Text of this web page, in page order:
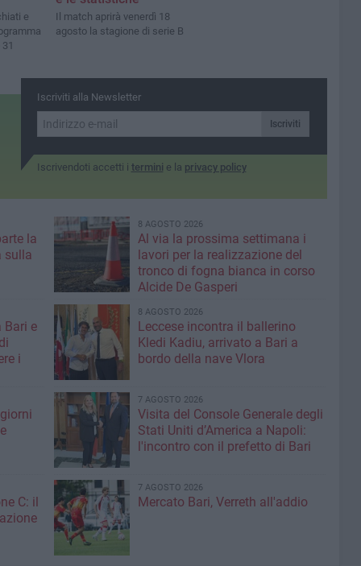
e
Il match aprirà venerdì 18
agosto la stagione di serie B
Iscriviti alla Newsletter
Iscriviti
Iscrivendoti accetti i termini e la privacy policy
la
sulla
8 AGOSTO 2026
Al via la prossima settimana i
lavori per la realizzazione del
tronco di fogna bianca in corso
Alcide De Gasperi
Bari e
i
8 AGOSTO 2026
Leccese incontra il ballerino
Kledi Kadiu, arrivato a Bari a
bordo della nave Vlora
7 AGOSTO 2026
Visita del Console Generale degli
Stati Uniti d’America a Napoli:
l'incontro con il prefetto di Bari
C: il
7 AGOSTO 2026
Mercato Bari, Verreth all'addio